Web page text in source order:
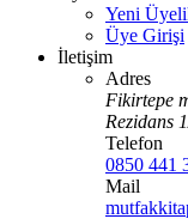
Yeni
Üye Girişi
İletişim
Adres
Fikirtepe
Rezidans
Telefon
0850 441
Mail